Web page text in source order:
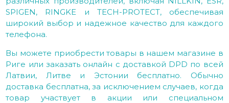
SPIGEN, RINGKE и TECH-PROTECT, обеспечивая
широкий выбор и надежное качество для каждого
телефона.
Вы можете приобрести товары в нашем магазине в
Риге или заказать онлайн с доставкой DPD по всей
Латвии, Литве и Эстонии бесплатно. Обычно
доставка бесплатна, за исключением случаев, когда
товар участвует в акции или специальном